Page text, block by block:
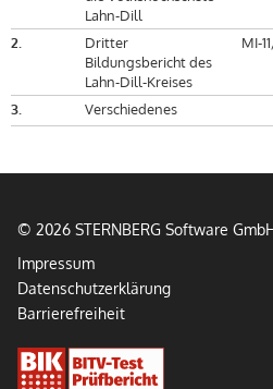
Lahn-Dill
2.
Dritter
Bildungsbericht des
Lahn-Dill-Kreises
MI-
3. Verschiedenes
© 2026 STERNBERG Software
Impressum
Datenschutzerklärung
Barrierefreiheit